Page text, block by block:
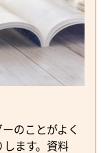
のことがよく
ます。資料